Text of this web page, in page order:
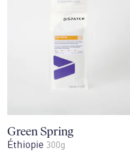
Green Spring
Éthiopie 300g